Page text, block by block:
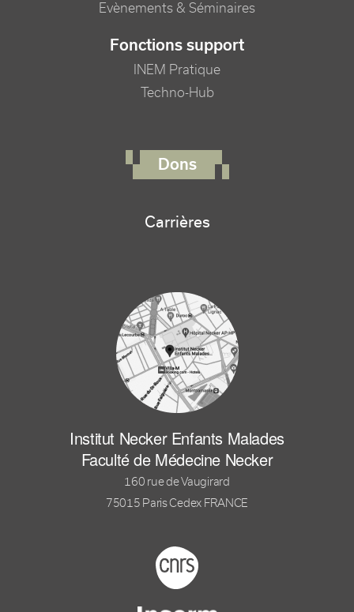
Evènements & Séminaires
Fonctions support
INEM Pratique
Techno-Hub
Dons
Carrières
Institut Necker Enfants Malades
Faculté de Médecine Necker
160 rue de Vaugirard
75015 Paris Cedex FRANCE
Footer logo tutelles